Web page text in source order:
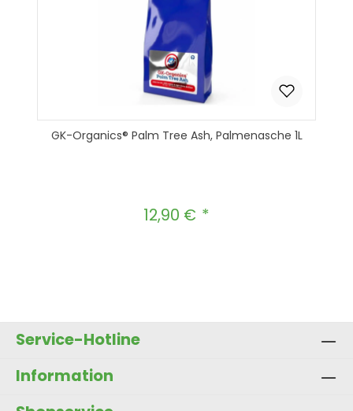
GK-Organics® Palm Tree Ash, Palmenasche 1L
Regulärer Preis:
12,90 €
Service-Hotline
Information